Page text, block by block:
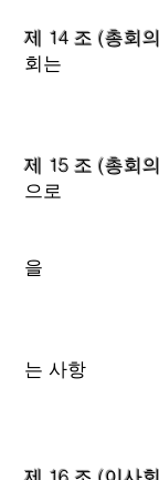
제 14 조 (총회
회는
이사회
② 상임위원
제 15 조 (총회
으로
의결한다
② 제1항의
을 작
③ 회원의
1. 협의회
2. 금전 및
는 사항